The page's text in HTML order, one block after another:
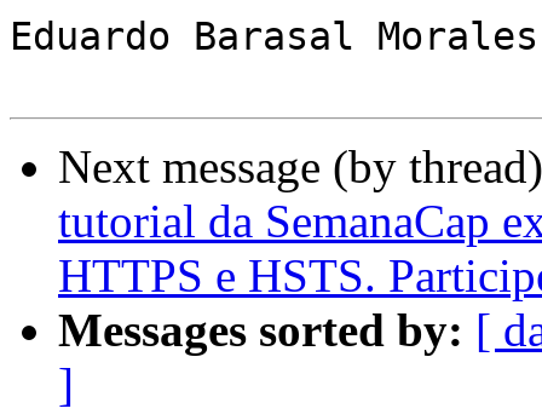
Eduardo Barasal Morales
Next message (by
tutorial da SemanaCap
HTTPS e HSTS.
Messages sorted by: [
]